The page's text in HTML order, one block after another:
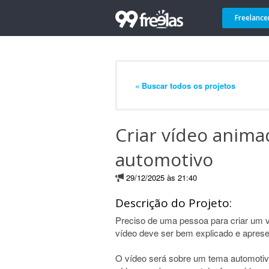
« Buscar todos os projetos
Criar vídeo
automotivo
29/12/2025 às 21:40
Descrição do Projeto:
Preciso de uma pessoa para criar um
vídeo deve ser bem explicado e
O vídeo será sobre um tema